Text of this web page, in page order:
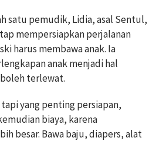
satu pemudik, Lidia, asal Sentul,
mempersiapkan perjalanan
harus membawa anak. Ia
anak menjadi hal
terlewat.
yang penting persiapan,
biaya, karena
besar. Bawa baju, diapers, alat